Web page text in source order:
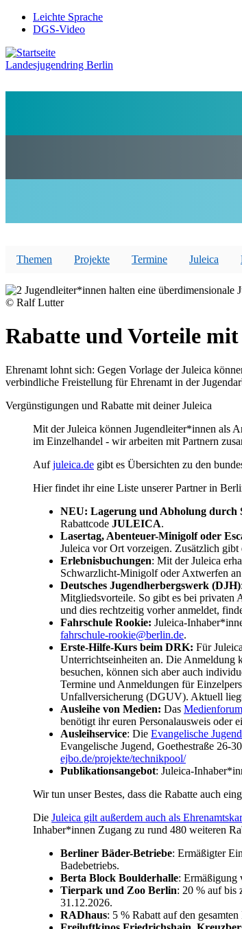
Direkt
zum
Preheader
Menü
Leichte Sprache
DGS-Video
Landesjugendring Berlin
Themen Projekte Termine Juleica
© Ralf Lutter
Rabatte und Vorteile
Ehrenamt lohnt sich: Gegen Vorlage der Juleica
verbindliche Freistellung für Ehrenamt in der
Vergünstigungen und Rabatte mit deiner Juleica
Mit der Juleica können Jugendleiter*innen als
im Einzelhandel - wir arbeiten mit Partnern
Aufjuleica.de gibt es Übersichten zu den
Hier findet ihr eine Liste unserer Partner in
NEU: Lagerung und Abholung durch
Rabattcode JULEICA.
Lasertag, Abenteuer-Minigolf oder
Juleica vor Ort vorzeigen. Zusätzlich
Erlebnisbuchungen: Mit der Juleica
Schwarzlicht-Minigolf oder Axtwerfen
Deutsches Jugendherbergswerk (DJH)
Mitgliedsvorteile. So gibt es bei privaten
und dies rechtzeitig vorher anmeldet,
Fahrschule Rookie: Juleica-
fahrschule-rookie@berlin.de.
Erste-Hilfe-Kurs beim DRK: Für
Unterrichtseinheiten an. Die Anmeldung
besuchen, können sich aber auch
Termine und Anmeldungen für
Unfallversicherung (DGUV). Aktuell
Ausleihe von Medien: Das Medienforum
benötigt ihr euren Personalausweis oder
Ausleihservice: Die Evangelische
Evangelische Jugend, Goethestraße 26-
ejbo.de/projekte/technikpool/
Publikationsangebot: Juleica-
Wir tun unser Bestes, dass die Rabatte auch
Die Juleica gilt außerdem auch als
Inhaber*innen Zugang zu rund 480 weiteren
Berliner Bäder-Betriebe: Ermäßigter
Badebetriebs.
Berta Block Boulderhalle: Ermäßigung
Tierpark und Zoo Berlin: 20 % auf bis
31.12.2026.
RADhaus: 5 % Rabatt auf den